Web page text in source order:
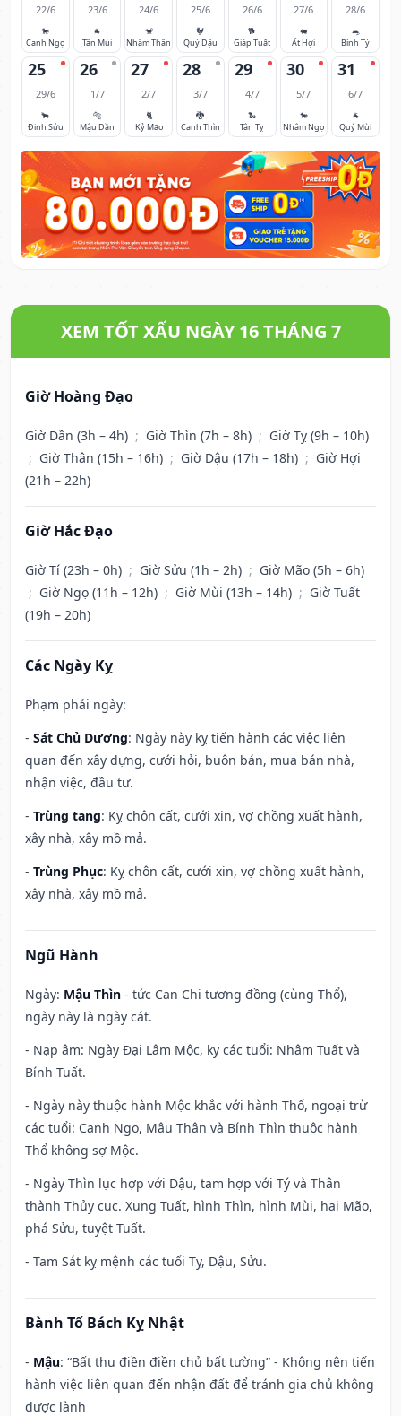
22/6
🐎
Canh Ngọ
23/6
🐐
Tân Mùi
24/6
🐒
Nhâm Thân
25/6
🐓
Quý Dậu
26/6
🐕
Giáp Tuất
27/6
🐖
Ất Hợi
28/6
🐀
Bính Tý
25
29/6
🐂
Đinh Sửu
26
1/7
🐅
Mậu Dần
27
2/7
🐈
Kỷ Mão
28
3/7
🐉
Canh Thìn
29
4/7
🐍
Tân Tỵ
30
5/7
🐎
Nhâm Ngọ
31
6/7
🐐
Quý Mùi
XEM TỐT XẤU NGÀY 16 THÁNG 7
Giờ Hoàng Đạo
Giờ Dần (3h – 4h) ; Giờ Thìn (7h – 8h) ; Giờ Tỵ (9h – 10h)
; Giờ Thân (15h – 16h) ; Giờ Dậu (17h – 18h) ; Giờ Hợi
(21h – 22h)
Giờ Hắc Đạo
Giờ Tí (23h – 0h) ; Giờ Sửu (1h – 2h) ; Giờ Mão (5h – 6h)
; Giờ Ngọ (11h – 12h) ; Giờ Mùi (13h – 14h) ; Giờ Tuất
(19h – 20h)
Các Ngày Kỵ
Phạm phải ngày:
- Sát Chủ Dương: Ngày này kỵ tiến hành các việc liên
quan đến xây dựng, cưới hỏi, buôn bán, mua bán nhà,
nhận việc, đầu tư.
- Trùng tang: Kỵ chôn cất, cưới xin, vợ chồng xuất hành,
xây nhà, xây mồ mả.
- Trùng Phục: Kỵ chôn cất, cưới xin, vợ chồng xuất hành,
xây nhà, xây mồ mả.
Ngũ Hành
Ngày: Mậu Thìn - tức Can Chi tương đồng (cùng Thổ),
ngày này là ngày cát.
- Nạp âm: Ngày Đại Lâm Mộc, kỵ các tuổi: Nhâm Tuất và
Bính Tuất.
- Ngày này thuộc hành Mộc khắc với hành Thổ, ngoại trừ
các tuổi: Canh Ngọ, Mậu Thân và Bính Thìn thuộc hành
Thổ không sợ Mộc.
- Ngày Thìn lục hợp với Dậu, tam hợp với Tý và Thân
thành Thủy cục. Xung Tuất, hình Thìn, hình Mùi, hại Mão,
phá Sửu, tuyệt Tuất.
- Tam Sát kỵ mệnh các tuổi Tỵ, Dậu, Sửu.
Bành Tổ Bách Kỵ Nhật
- Mậu: “Bất thụ điền điền chủ bất tường” - Không nên tiến
hành việc liên quan đến nhận đất để tránh gia chủ không
được lành